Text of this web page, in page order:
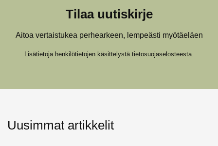
Tilaa uutiskirje
Aitoa vertaistukea perhearkeen, lempeästi myötäeläen
Lisätietoja henkilötietojen käsittelystä tietosuojaselosteesta
Uusimmat artikkelit